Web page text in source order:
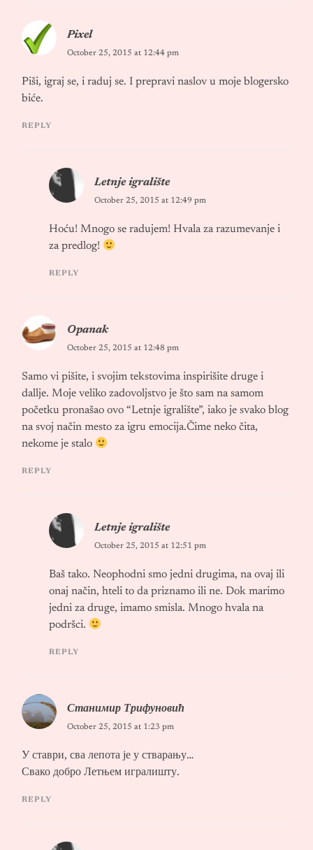
Pixel
October 25, 2015 at 12:44 pm
Piši, igraj se, i raduj se. I prepravi naslov u moje blogersko
biće.
REPLY
Letnje igralište
October 25, 2015 at 12:49 pm
Hoću! Mnogo se radujem! Hvala za razumevanje i
za predlog!
REPLY
Opanak
October 25, 2015 at 12:48 pm
Samo vi pišite, i svojim tekstovima inspirišite druge i
dallje. Moje veliko zadovoljstvo je što sam na samom
početku pronašao ovo “Letnje igralište”, iako je svako blog
na svoj način mesto za igru emocija.Čime neko čita,
nekome je stalo
REPLY
Letnje igralište
October 25, 2015 at 12:51 pm
Baš tako. Neophodni smo jedni drugima, na ovaj ili
onaj način, hteli to da priznamo ili ne. Dok marimo
jedni za druge, imamo smisla. Mnogo hvala na
podršci.
REPLY
Станимир Трифуновић
October 25, 2015 at 1:23 pm
У ставри, сва лепота је у стварању…
Свако добро Летњем игралишту.
REPLY